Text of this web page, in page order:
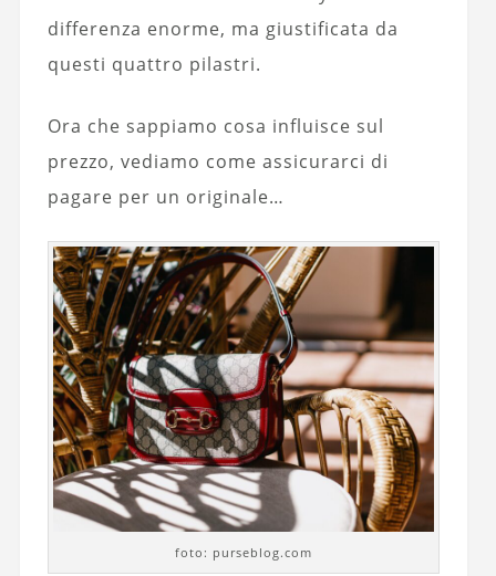
differenza enorme, ma giustificata da
questi quattro pilastri.
Ora che sappiamo cosa influisce sul
prezzo, vediamo come assicurarci di
pagare per un originale…
foto: purseblog.com